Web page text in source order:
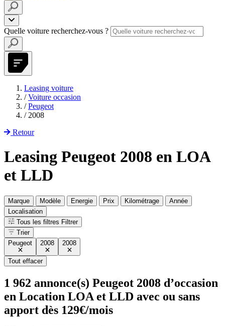
Quelle voiture recherchez-vous ?
Leasing voiture
/ Voiture occasion
/ Peugeot
/ 2008
Retour
Leasing Peugeot 2008 en LOA
et LLD
Marque Modèle Energie Prix Kilométrage
Année
Localisation
Tous les filtres Filtrer
Trier
Peugeot
2008 2008
Tout effacer
1 962 annonce(s) Peugeot 2008 d’occasion
en Location LOA et LLD avec ou sans
apport dès 129€/mois